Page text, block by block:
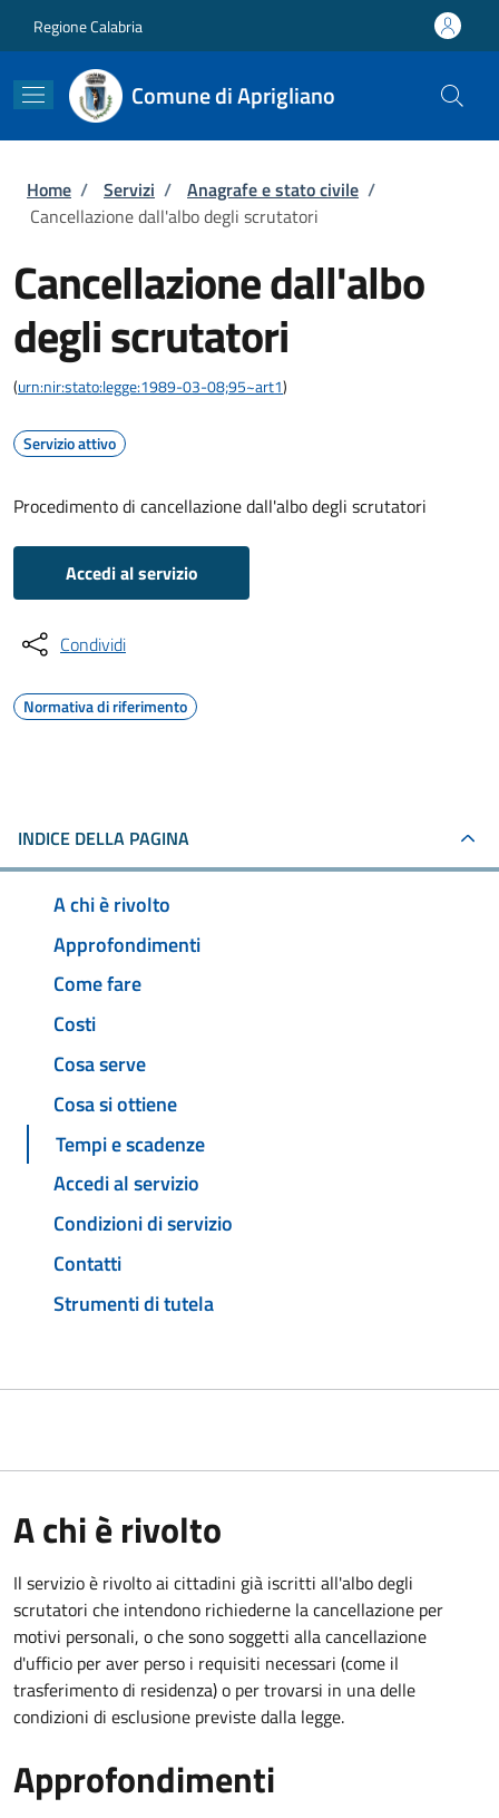
Regione Calabria
Comune di Aprigliano
Briciole di pane
Home / Servizi / Anagrafe e stato civile /
Cancellazione dall'albo degli scrutatori
Cancellazione dall'albo
degli scrutatori
(urn:nir:stato:legge:1989-03-08;95~art1)
Servizio attivo
Procedimento di cancellazione dall'albo degli scrutatori
Accedi al servizio
Condividi
Normativa di riferimento
INDICE DELLA PAGINA
A chi è rivolto
Approfondimenti
Come fare
Costi
Cosa serve
Cosa si ottiene
Tempi e scadenze
Accedi al servizio
Condizioni di servizio
Contatti
Strumenti di tutela
A chi è rivolto
Il servizio è rivolto ai cittadini già iscritti all'albo degli
scrutatori che intendono richiederne la cancellazione per
motivi personali, o che sono soggetti alla cancellazione
d'ufficio per aver perso i requisiti necessari (come il
trasferimento di residenza) o per trovarsi in una delle
condizioni di esclusione previste dalla legge.
Approfondimenti